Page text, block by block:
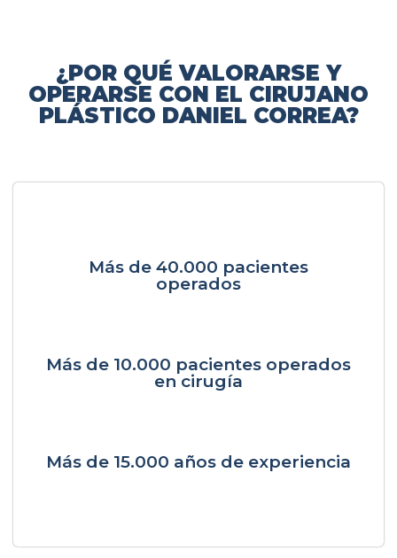
¿POR QUÉ VALORARSE Y
OPERARSE CON EL CIRUJANO
PLÁSTICO DANIEL CORREA?
Más de 40.000 pacientes
operados
Más de 10.000 pacientes operados
en cirugía
Más de 15.000 años de experiencia